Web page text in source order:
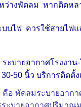
หว่างพัดลม หากติดห
บไฟ ควรใช้สายไฟแ
ะบายอากาศโรงงาน
50 นิ้ว บริการติดตั้
อ พัดลมระบายอาก
ระบายอากาศปริมา